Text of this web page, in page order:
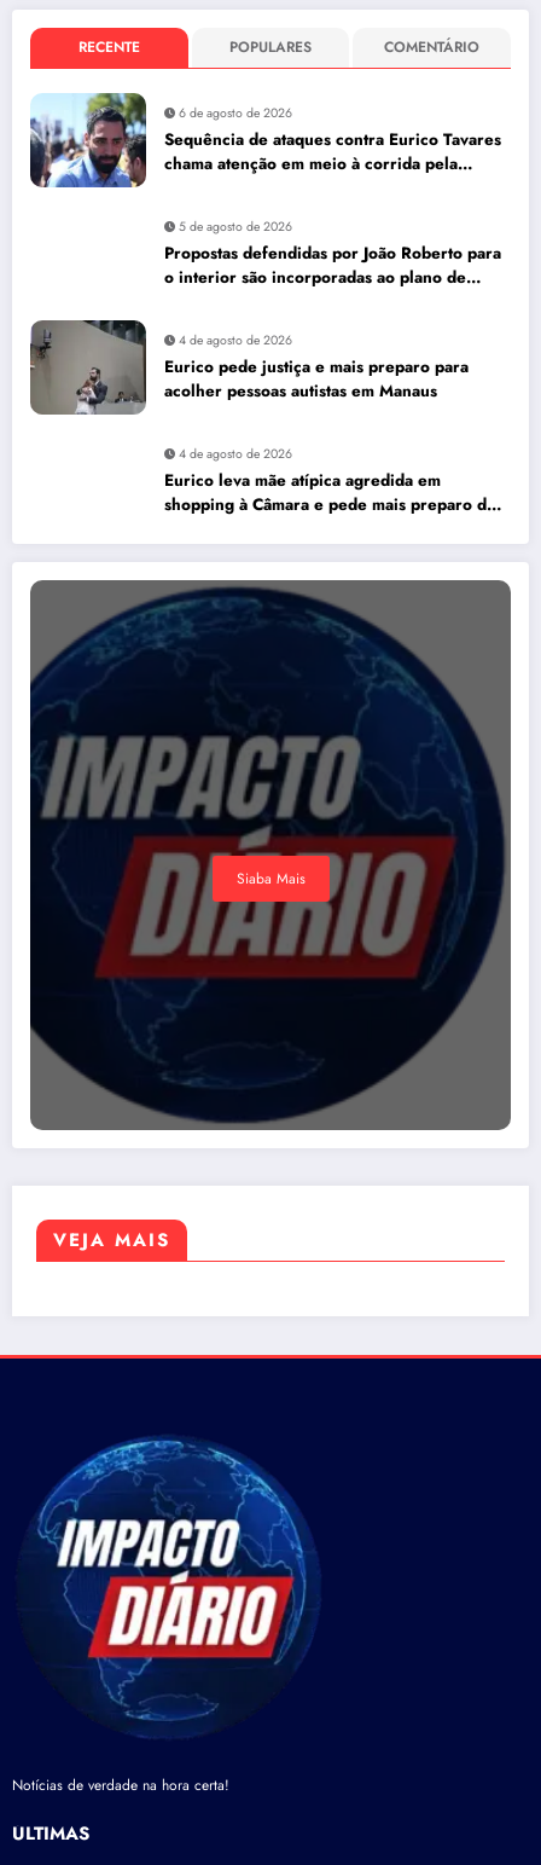
RECENTE POPULARES COMENTÁRIO
6 de agosto de 2026
Sequência de ataques contra Eurico Tavares
chama atenção em meio à corrida pela
5 de agosto de 2026
Propostas defendidas por João Roberto para
o interior são incorporadas ao plano de
4 de agosto de 2026
Eurico pede justiça e mais preparo para
acolher pessoas autistas em Manaus
4 de agosto de 2026
Eurico leva mãe atípica agredida em
shopping à Câmara e pede mais preparo dos
Siaba Mais
VEJA MAIS
Notícias de verdade na hora certa!
ÚLTIMAS